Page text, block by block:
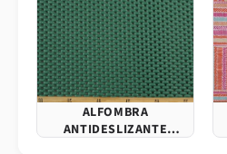
ALFOMBRA
ANTIDESLIZANTE